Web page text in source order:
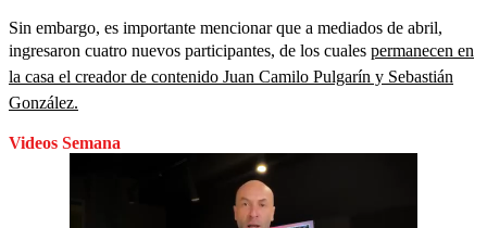
Sin embargo, es importante mencionar que a mediados de abril,
ingresaron cuatro nuevos participantes, de los cuales permanecen en
la casa el creador de contenido Juan Camilo Pulgarín y Sebastián
González.
Videos Semana